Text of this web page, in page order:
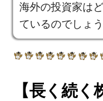
海外の投資家は
ているのでしょ
【長く続く